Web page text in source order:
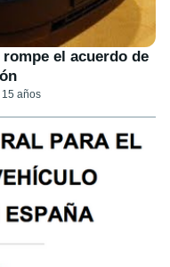
el acuerdo de
15 años